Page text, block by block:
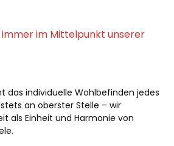
im Mittelpunkt unserer
das individuelle Wohlbefinden jedes
an oberster Stelle – wir
als Einheit und Harmonie von